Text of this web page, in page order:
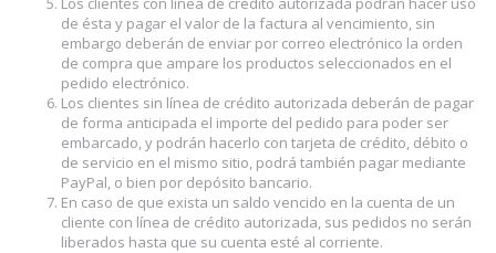
de ésta y pagar el valor de la factura al vencimiento, sin
embargo deberán de enviar por correo electrónico la orden
de compra que ampare los productos seleccionados en el
pedido electrónico.
Los clientes sin línea de crédito autorizada deberán de pagar
de forma anticipada el importe del pedido para poder ser
embarcado, y podrán hacerlo con tarjeta de crédito, débito o
de servicio en el mismo sitio, podrá también pagar mediante
PayPal, o bien por depósito bancario.
En caso de que exista un saldo vencido en la cuenta de un
cliente con línea de crédito autorizada, sus pedidos no serán
liberados hasta que su cuenta esté al corriente.